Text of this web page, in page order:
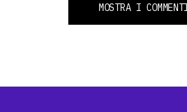
MOSTRA I